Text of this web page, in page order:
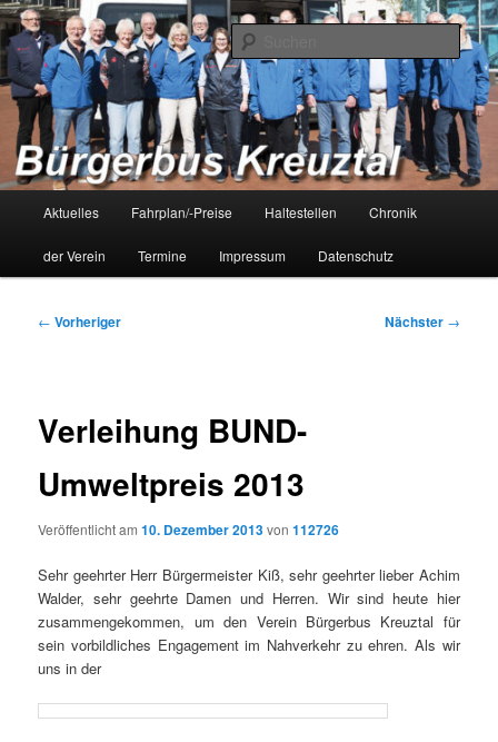
Zum
primären
Inhalt
springenBürgerbus Kreuztal
Bürgerbus Kreuztal – Bürger fahren für Bürger
Aktuelles Fahrplan/-Preise Haltestellen Chronik
der Verein Termine Impressum Datenschutz
Beitragsnavigation
← Vorheriger Nächster →
Verleihung BUND-
Umweltpreis 2013
Veröffentlicht am10. Dezember 2013von112726
Sehr geehrter Herr Bürgermeister Kiß, sehr geehrter lieber Achim
Walder, sehr geehrte Damen und Herren. Wir sind heute hier
zusammengekommen, um den Verein Bürgerbus Kreuztal für
sein vorbildliches Engagement im Nahverkehr zu ehren. Als wir
uns in der